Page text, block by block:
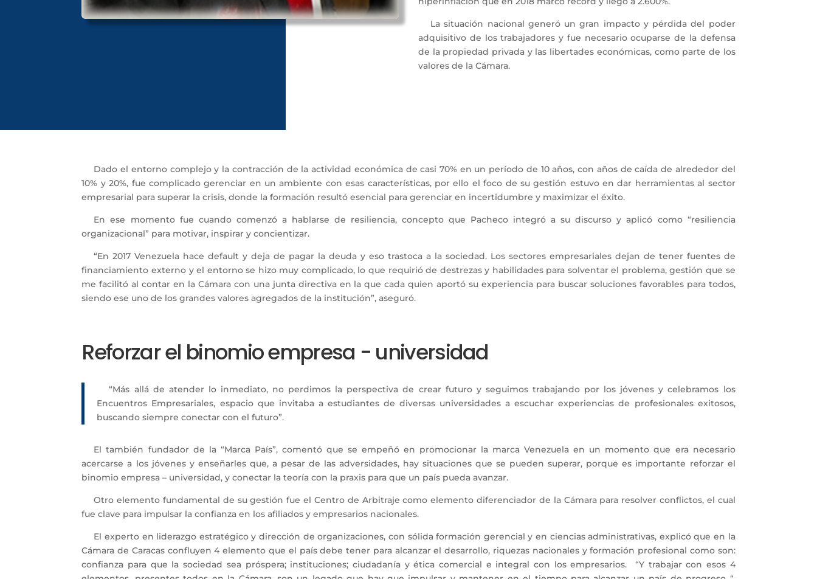
La situación nacional generó un gran impacto y pérdida del poder
adquisitivo de los trabajadores y fue necesario ocuparse de la defensa
de la propiedad privada y las libertades económicas, como parte de los
valores de la Cámara.
Dado el entorno complejo y la contracción de la actividad económica de casi 70% en un período de 10 años, con años de caída de alrededor del
10% y 20%, fue complicado gerenciar en un ambiente con esas características, por ello el foco de su gestión estuvo en dar herramientas al sector
empresarial para superar la crisis, donde la formación resultó esencial para gerenciar en incertidumbre y maximizar el éxito.
En ese momento fue cuando comenzó a hablarse de resiliencia, concepto que Pacheco integró a su discurso y aplicó como “resiliencia
organizacional” para motivar, inspirar y concientizar.
“En 2017 Venezuela hace default y deja de pagar la deuda y eso trastoca a la sociedad. Los sectores empresariales dejan de tener fuentes de
financiamiento externo y el entorno se hizo muy complicado, lo que requirió de destrezas y habilidades para solventar el problema, gestión que se
me facilitó al contar en la Cámara con una junta directiva en la que cada quien aportó su experiencia para buscar soluciones favorables para todos,
siendo ese uno de los grandes valores agregados de la institución”, aseguró.
Reforzar el binomio empresa - universidad
“Más allá de atender lo inmediato, no perdimos la perspectiva de crear futuro y seguimos trabajando por los jóvenes y celebramos los
Encuentros Empresariales, espacio que invitaba a estudiantes de diversas universidades a escuchar experiencias de profesionales exitosos,
buscando siempre conectar con el futuro”.
El también fundador de la “Marca País”, comentó que se empeñó en promocionar la marca Venezuela en un momento que era necesario
acercarse a los jóvenes y enseñarles que, a pesar de las adversidades, hay situaciones que se pueden superar, porque es importante reforzar el
binomio empresa – universidad, y conectar la teoría con la praxis para que un país pueda avanzar.
Otro elemento fundamental de su gestión fue el Centro de Arbitraje como elemento diferenciador de la Cámara para resolver conflictos, el cual
fue clave para impulsar la confianza en los afiliados y empresarios nacionales.
El experto en liderazgo estratégico y dirección de organizaciones, con sólida formación gerencial y en ciencias administrativas, explicó que en la
Cámara de Caracas confluyen 4 elemento que el país debe tener para alcanzar el desarrollo, riquezas nacionales y formación profesional como son:
confianza para que la sociedad sea próspera; instituciones; ciudadanía y ética comercial e integral con los empresarios. “Y trabajar con esos 4